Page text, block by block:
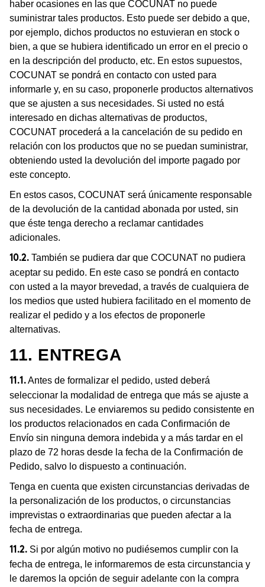
haber ocasiones en las que COCUNAT no puede
suministrar tales productos. Esto puede ser debido a que,
por ejemplo, dichos productos no estuvieran en stock o
bien, a que se hubiera identificado un error en el precio o
en la descripción del producto, etc. En estos supuestos,
COCUNAT se pondrá en contacto con usted para
informarle y, en su caso, proponerle productos alternativos
que se ajusten a sus necesidades. Si usted no está
interesado en dichas alternativas de productos,
COCUNAT procederá a la cancelación de su pedido en
relación con los productos que no se puedan suministrar,
obteniendo usted la devolución del importe pagado por
este concepto.
En estos casos, COCUNAT será únicamente responsable
de la devolución de la cantidad abonada por usted, sin
que éste tenga derecho a reclamar cantidades
adicionales.
10.2. También se pudiera dar que COCUNAT no pudiera
aceptar su pedido. En este caso se pondrá en contacto
con usted a la mayor brevedad, a través de cualquiera de
los medios que usted hubiera facilitado en el momento de
realizar el pedido y a los efectos de proponerle
alternativas.
11. ENTREGA
11.1. Antes de formalizar el pedido, usted deberá
seleccionar la modalidad de entrega que más se ajuste a
sus necesidades. Le enviaremos su pedido consistente en
los productos relacionados en cada Confirmación de
Envío sin ninguna demora indebida y a más tardar en el
plazo de 72 horas desde la fecha de la Confirmación de
Pedido, salvo lo dispuesto a continuación.
Tenga en cuenta que existen circunstancias derivadas de
la personalización de los productos, o circunstancias
imprevistas o extraordinarias que pueden afectar a la
fecha de entrega.
11.2. Si por algún motivo no pudiésemos cumplir con la
fecha de entrega, le informaremos de esta circunstancia y
le daremos la opción de seguir adelante con la compra